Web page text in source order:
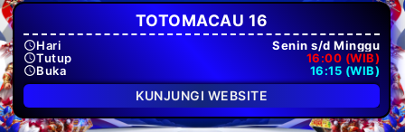
TOTOMACAU 16
Hari
Senin s/d Minggu
Tutup
16:00 (WIB)
Buka
16:15 (WIB)
KUNJUNGI WEBSITE